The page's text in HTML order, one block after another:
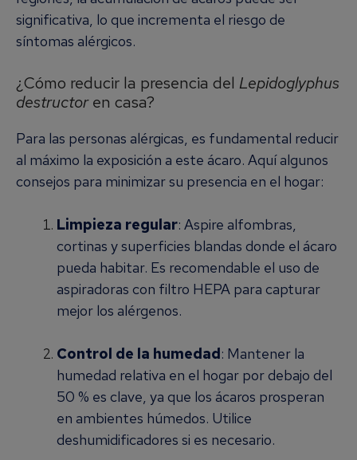
significativa, lo que incrementa el riesgo de
síntomas alérgicos.
¿Cómo reducir la presencia del Lepidoglyphus
destructoren casa?
Para las personas alérgicas, es fundamental reducir
al máximo la exposición a este ácaro. Aquí algunos
consejos para minimizar su presencia en el hogar:
Limpieza regular: Aspire alfombras,
cortinas y superficies blandas donde el ácaro
pueda habitar. Es recomendable el uso de
aspiradoras con filtro HEPA para capturar
mejor los alérgenos.
Control de la humedad: Mantener la
humedad relativa en el hogar por debajo del
50 % es clave, ya que los ácaros prosperan
en ambientes húmedos. Utilice
deshumidificadores si es necesario.